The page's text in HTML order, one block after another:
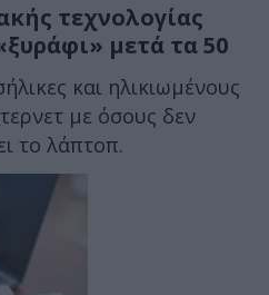
τεχνολογίας
μετά τα 50
και ηλικιωμένους
με όσους δεν
το λάπτοπ.